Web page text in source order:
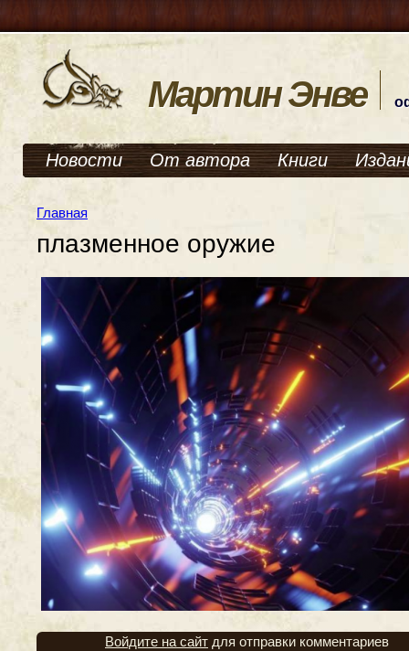
Мартин Энве
Новости От автора Книги
Главная
плазменное оружие
Войдите на сайт для отправки комментариев